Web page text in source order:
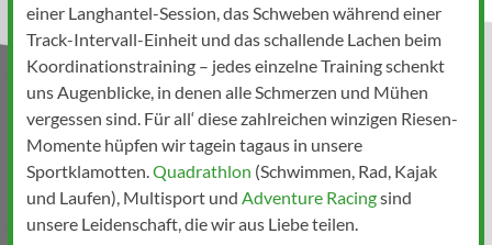
einer Langhantel-Session, das Schweben während einer
Track-Intervall-Einheit und das schallende Lachen beim
Koordinationstraining – jedes einzelne Training schenkt
uns Augenblicke, in denen alle Schmerzen und Mühen
vergessen sind. Für all‘ diese zahlreichen winzigen Riesen-
Momente hüpfen wir tagein tagaus in unsere
Sportklamotten.Quadrathlon (Schwimmen, Rad, Kajak
und Laufen), Multisport und Adventure Racingsind
unsere Leidenschaft, die wir aus Liebe teilen.